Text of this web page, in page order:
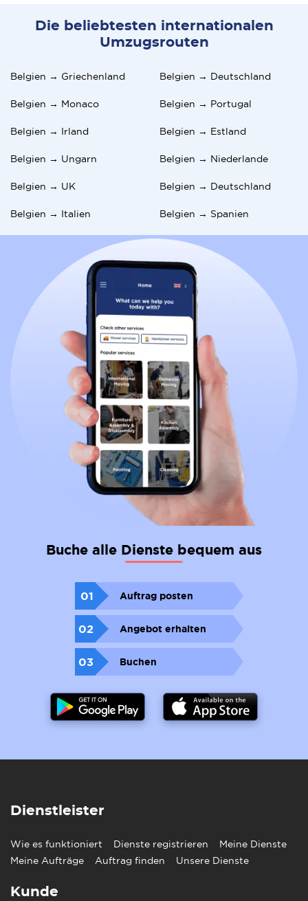
Die beliebtesten internationalen
Umzugsrouten
Belgien → Griechenland Belgien → Deutschland
Belgien → Monaco Belgien → Portugal
Belgien → Irland Belgien → Estland
Belgien → Ungarn Belgien → Niederlande
Belgien → UK Belgien → Deutschland
Belgien → Italien Belgien → Spanien
Buche alle Dienste bequem aus
01 Auftrag posten
02 Angebot erhalten
03 Buchen
Dienstleister
Wie es funktioniert Dienste registrieren
Meine Dienste
Meine Aufträge
Auftrag finden Unsere Dienste
Kunde